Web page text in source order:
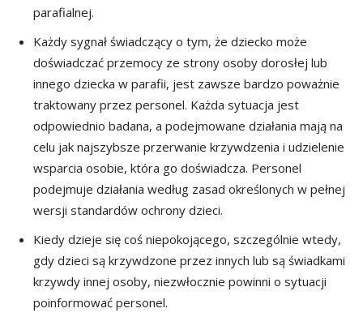
parafialnej.
Każdy sygnał świadczący o tym, że dziecko może
doświadczać przemocy ze strony osoby dorosłej lub
innego dziecka w parafii, jest zawsze bardzo poważnie
traktowany przez personel. Każda sytuacja jest
odpowiednio badana, a podejmowane działania mają na
celu jak najszybsze przerwanie krzywdzenia i udzielenie
wsparcia osobie, która go doświadcza. Personel
podejmuje działania według zasad określonych w pełnej
wersji standardów ochrony dzieci.
Kiedy dzieje się coś niepokojącego, szczególnie wtedy,
gdy dzieci są krzywdzone przez innych lub są świadkami
krzywdy innej osoby, niezwłocznie powinni o sytuacji
poinformować personel.